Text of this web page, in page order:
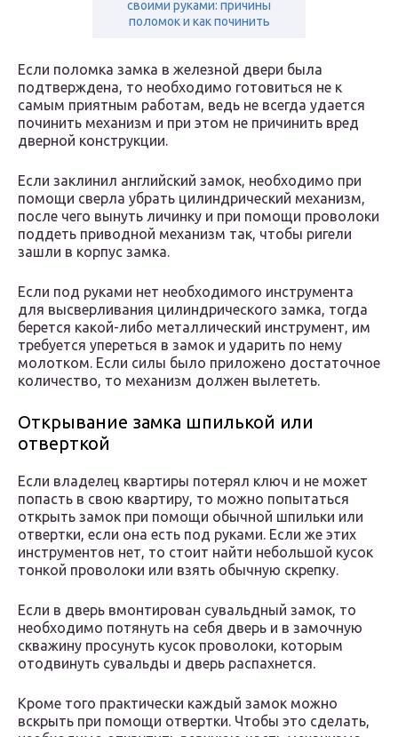
своими руками: причины
поломок и как починить
Если поломка замка в железной двери была
подтверждена, то необходимо готовиться не к
самым приятным работам, ведь не всегда удается
починить механизм и при этом не причинить вред
дверной конструкции.
Если заклинил английский замок, необходимо при
помощи сверла убрать цилиндрический механизм,
после чего вынуть личинку и при помощи проволоки
поддеть приводной механизм так, чтобы ригели
зашли в корпус замка.
Если под руками нет необходимого инструмента
для высверливания цилиндрического замка, тогда
берется какой-либо металлический инструмент, им
требуется упереться в замок и ударить по нему
молотком. Если силы было приложено достаточное
количество, то механизм должен вылететь.
Открывание замка шпилькой или
отверткой
Если владелец квартиры потерял ключ и не может
попасть в свою квартиру, то можно попытаться
открыть замок при помощи обычной шпильки или
отвертки, если она есть под руками. Если же этих
инструментов нет, то стоит найти небольшой кусок
тонкой проволоки или взять обычную скрепку.
Если в дверь вмонтирован сувальдный замок, то
необходимо потянуть на себя дверь и в замочную
скважину просунуть кусок проволоки, которым
отодвинуть сувальды и дверь распахнется.
Кроме того практически каждый замок можно
вскрыть при помощи отвертки. Чтобы это сделать,